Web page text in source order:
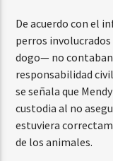
De acuerdo con el
perros
dogo— no
responsabilidad
se señala que
custodia al no
estuviera
de los animales.